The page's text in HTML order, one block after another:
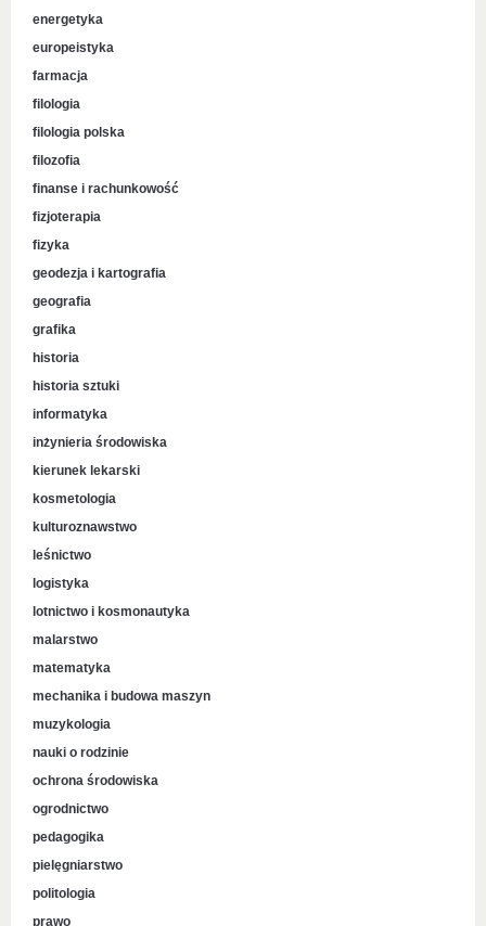
energetyka
europeistyka
farmacja
filologia
filologia polska
filozofia
finanse i rachunkowość
fizjoterapia
fizyka
geodezja i kartografia
geografia
grafika
historia
historia sztuki
informatyka
inżynieria środowiska
kierunek lekarski
kosmetologia
kulturoznawstwo
leśnictwo
logistyka
lotnictwo i kosmonautyka
malarstwo
matematyka
mechanika i budowa maszyn
muzykologia
nauki o rodzinie
ochrona środowiska
ogrodnictwo
pedagogika
pielęgniarstwo
politologia
prawo